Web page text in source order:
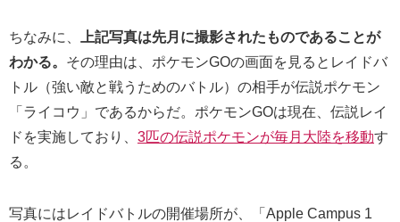
ちなみに、
上記写真は先月に撮影されたものであることが
わかる。 その理由は、ポケモンGOの画面を見るとレイドバ
トル（強い敵と戦うためのバトル）の相手が伝説ポケモン
「ライコウ」であるからだ。ポケモンGOは現在、伝説レイ
ドを実施しており、 3匹の伝説ポケモンが毎月大陸を移動す
る。
写真にはレイドバトルの開催場所が、「Apple Campus 1